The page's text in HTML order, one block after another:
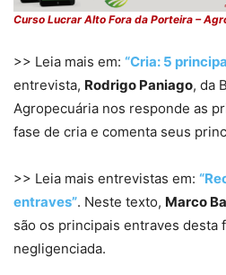
Curso Lucrar Alto Fora da Porteira –
>> Leia mais em: “Cria: 5
entrevista, Rodrigo Paniago, da
Agropecuária nos responde as
fase de cria e comenta seus
>> Leia mais entrevistas em:
entraves”. Neste texto, Marco
são os principais entraves desta
negligenciada.